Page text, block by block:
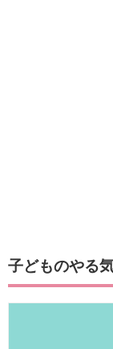
子どものやる